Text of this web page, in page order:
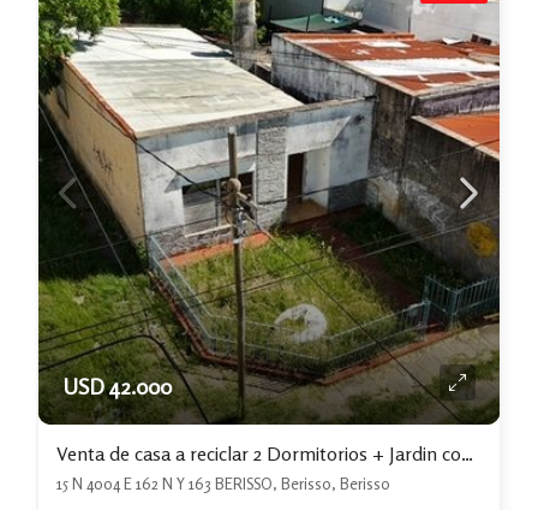
USD 42.000
Venta de casa a reciclar 2 Dormitorios + Jardin con cochera en Berisso
15 N 4004 E 162 N Y 163 BERISSO, Berisso, Berisso